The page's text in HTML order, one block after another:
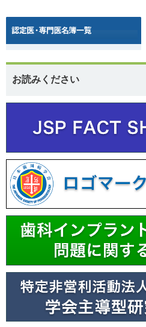
お読みください